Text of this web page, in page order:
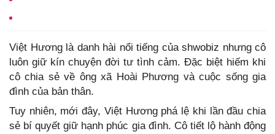
Việt Hương là danh hài nổi tiếng của shwobiz nhưng cô
luôn giữ kín chuyện đời tư tình cảm. Đặc biệt hiếm khi
cô chia sẻ về ông xã Hoài Phương và cuộc sống gia
đình của bản thân.
Tuy nhiên, mới đây, Việt Hương phá lệ khi lần đầu chia
sẻ bí quyết giữ hạnh phúc gia đình. Cô tiết lộ hành động